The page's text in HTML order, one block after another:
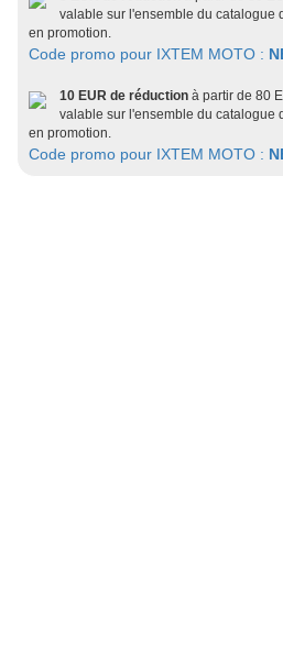
valable sur l'ensemble du catalogue
en promotion.
Code promo pour IXTEM MOTO :
10 EUR de réduction à partir de 80
valable sur l'ensemble du catalogue
en promotion.
Code promo pour IXTEM MOTO :